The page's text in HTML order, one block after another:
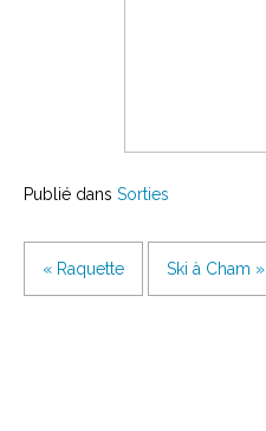
Publié dans Sorties
« Raquette Ski à Cham »